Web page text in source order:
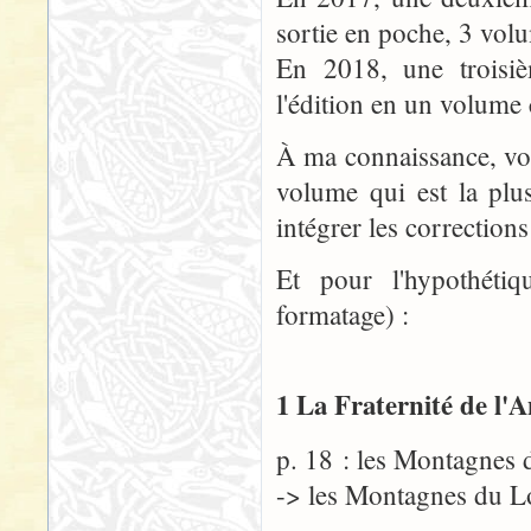
sortie en poche, 3
En 2018, une
l'édition en un volume
À ma connaissance,
volume qui est la
intégrer les
Et pour
formatage) :
1 La Fraternité de
p. 18 : les Montagnes
-> les Montagnes du